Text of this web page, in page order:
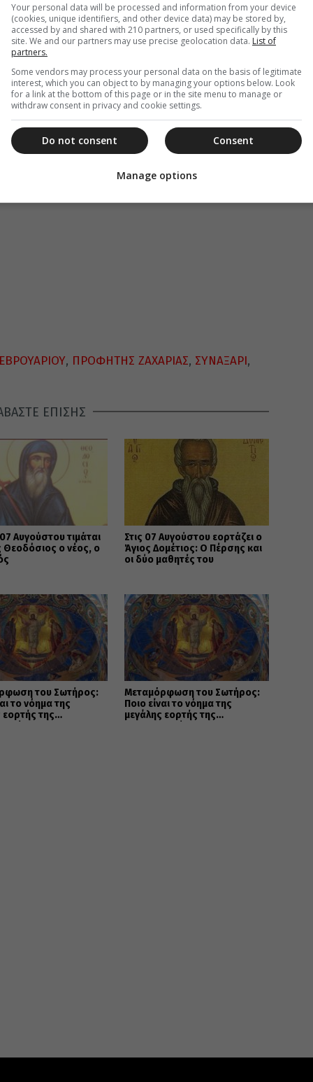
σοφέ, ταμεῖον ἐπάξιον, τῆς ἐπιπνοίας Θεοῦ,
συλλαλοῦντας Ἀγγέλους, ὤφθης τῶν
Ζαχαρία ἔνδοξε, τρανῶς προέγραψας ἡμῖν,
ἀπόρρητον κένωσιν.
, ΠΡΟΦΗΤΗΣ ΖΑΧΑΡΙΑΣ, ΣΥΝΑΞΑΡΙ,
ΕΠΙΣΗΣ
Αυγούστου τιμάται
Θεοδόσιος ο νέος, ο
Στις 07 Αυγούστου εορτάζει ο
Άγιος Δομέτιος: Ο Πέρσης και
οι δύο μαθητές του
του Σωτήρος:
το νόημα της
εορτής της
Μεταμόρφωση του Σωτήρος:
Ποιο είναι το νόημα της
μεγάλης εορτής της
Your personal data will be processed and information from your device
(cookies, unique identifiers, and other device data) may be stored by,
accessed by and shared with 210 partners, or used specifically by this
site. We and our partners may use precise geolocation data. List of
partners.
Some vendors may process your personal data on the basis of legitimate
interest, which you can object to by managing your options below. Look
for a link at the bottom of this page or in the site menu to manage or
withdraw consent in privacy and cookie settings.
Consent
Do not consent
Manage options